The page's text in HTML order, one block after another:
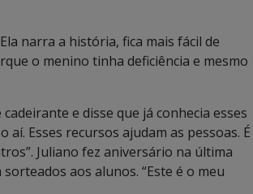
narra a história, fica mais fácil de
o menino tinha deficiência e mesmo
e disse que já conhecia esses
Esses recursos ajudam as pessoas. É
Juliano fez aniversário na última
aos alunos. “Este é o meu